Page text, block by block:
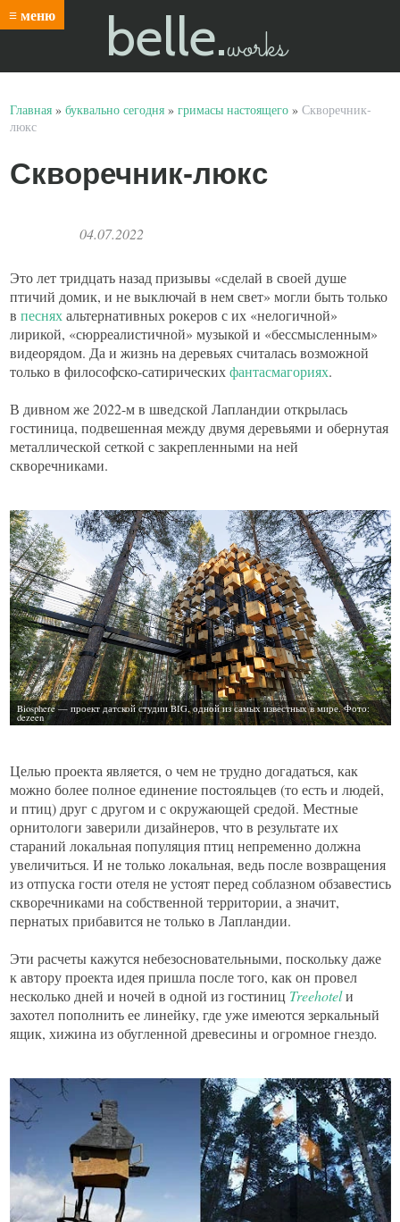
≡ меню belle.works
Главная » буквально сегодня » гримасы настоящего » Скворечник-
люкс
Скворечник-люкс
04.07.2022
Это лет тридцать назад призывы «сделай в своей душе
птичий домик, и не выключай в нем свет» могли быть только
в песняхальтернативных рокеров с их «нелогичной»
лирикой, «сюрреалистичной» музыкой и «бессмысленным»
видеорядом. Да и жизнь на деревьях считалась возможной
только в философско-сатирическихфантасмагориях.
В дивном же 2022-м в шведской Лапландии открылась
гостиница, подвешенная между двумя деревьями и обернутая
металлической сеткой с закрепленными на ней
скворечниками.
Целью проекта является, о чем не трудно догадаться, как
можно более полное единение постояльцев (то есть и людей,
и птиц) друг с другом и с окружающей средой. Местные
орнитологи заверили дизайнеров, что в результате их
стараний локальная популяция птиц непременно должна
увеличиться. И не только локальная, ведь после возвращения
из отпуска гости отеля не устоят перед соблазном обзавестись
скворечниками на собственной территории, а значит,
пернатых прибавится не только в Лапландии.
Эти расчеты кажутся небезосновательными, поскольку даже
к автору проекта идея пришла после того, как он провел
несколько дней и ночей в одной из гостиниц Treehotelи
захотел пополнить ее линейку, где уже имеются зеркальный
ящик, хижина из обугленной древесины и огромное гнездо.